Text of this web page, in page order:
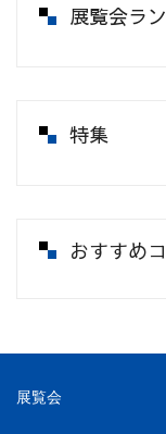
展覧会ラ
特集
おすすめ
展覧会